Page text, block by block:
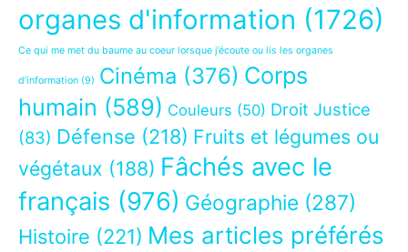
organes d'information (1726)
Ce qui me met du baume au coeur lorsque j’écoute ou lis les organes
d’information (9) Cinéma (376) Corps
humain (589) Couleurs (50) Droit Justice
(83) Défense (218) Fruits et légumes ou
végétaux (188) Fâchés avec le
français (976) Géographie (287)
Histoire (221) Mes articles préférés